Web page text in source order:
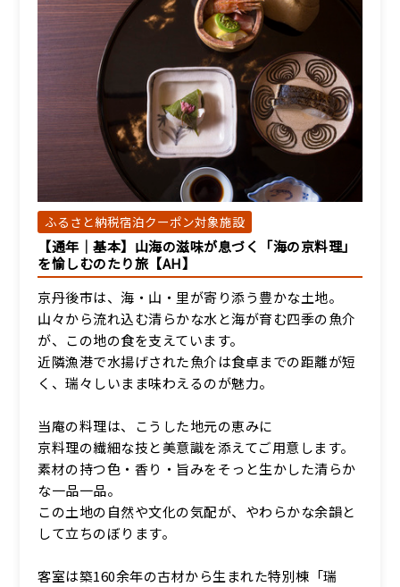
ふるさと納税宿泊クーポン対象施設
【通年｜基本】山海の滋味が息づく「海の京料理」
を愉しむのたり旅【AH】
京丹後市は、海・山・里が寄り添う豊かな土地。
山々から流れ込む清らかな水と海が育む四季の魚介
が、この地の食を支えています。
近隣漁港で水揚げされた魚介は食卓までの距離が短
く、瑞々しいまま味わえるのが魅力。
当庵の料理は、こうした地元の恵みに
京料理の繊細な技と美意識を添えてご用意します。
素材の持つ色・香り・旨みをそっと生かした清らか
な一品一品。
この土地の自然や文化の気配が、やわらかな余韻と
して立ちのぼります。
客室は築160余年の古材から生まれた特別棟「瑞